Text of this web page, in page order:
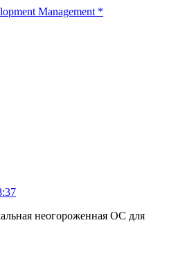
Management *
неогороженная ОС для